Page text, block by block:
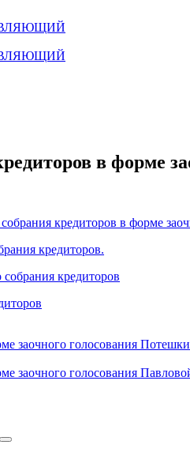
в форме
кредиторов в форме
кредиторов.
кредиторов
заочного голосования
заочного голосования